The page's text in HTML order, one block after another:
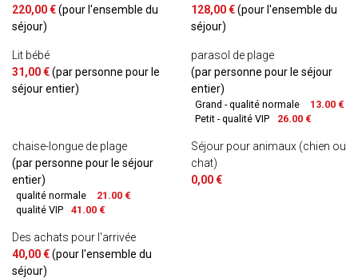
220,00 €(pour l'ensemble du
séjour)
128,00 €(pour l'ensemble du
séjour)
Lit bébé
31,00 €(par personne pour le
séjour entier)
parasol de plage
(par personne pour le séjour
entier)
Grand - qualité normale
13.00 €
Petit - qualité VIP
26.00 €
chaise-longue de plage
(par personne pour le séjour
entier)
qualité normale
21.00 €
qualité VIP
41.00 €
Séjour pour animaux (chien ou
chat)
0,00 €
Des achats pour l'arrivée
40,00 €(pour l'ensemble du
séjour)